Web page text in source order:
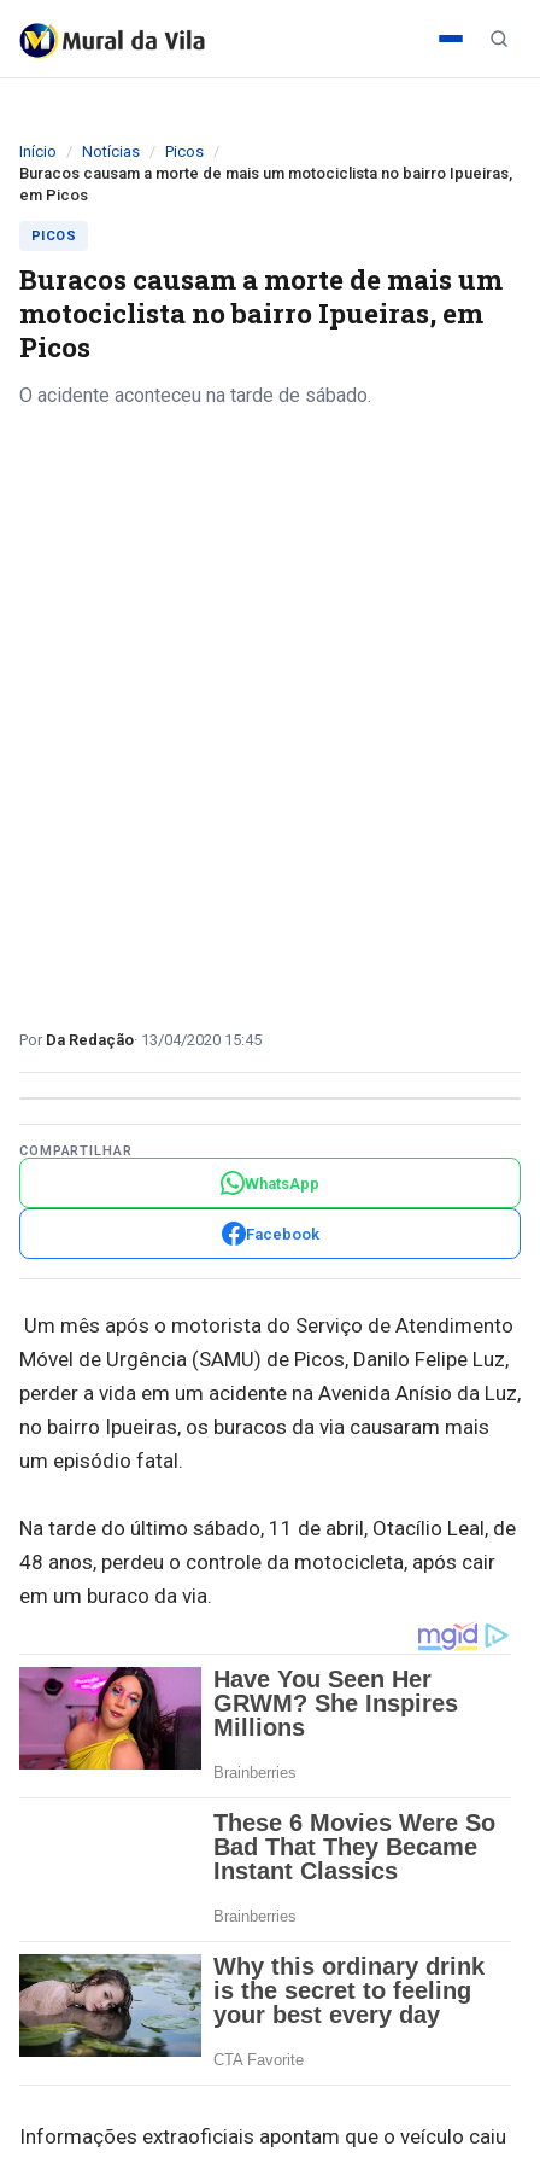
Início Notícias
Picos
Buracos causam a morte de mais um motociclista no bairro Ipueiras,
em Picos
PICOS
Buracos causam a morte de mais um
motociclista no bairro Ipueiras, em
Picos
O acidente aconteceu na tarde de sábado.
Da Redação 13/04/2020 15:45
COMPARTILHAR
WhatsApp
Facebook
Um mês após o motorista do Serviço de Atendimento
Móvel de Urgência (SAMU) de Picos, Danilo Felipe Luz,
perder a vida em um acidente na Avenida Anísio da Luz,
no bairro Ipueiras, os buracos da via causaram mais
um episódio fatal.
Na tarde do último sábado, 11 de abril, Otacílio Leal, de
48 anos, perdeu o controle da motocicleta, após cair
em um buraco da via.
Informações extraoficiais apontam que o veículo caiu